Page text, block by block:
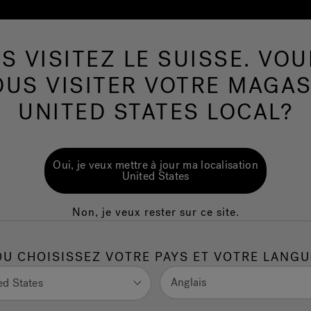
Nage Salle de bains Wellness Le
: tous les
dans un
VISITEZ LE SUISSE.
VISITER VOTRE
UNITED STATES LOCAL?
Oui, je veux mettre à jour ma localisation
United States
Non, je veux rester sur ce site.
CHOISISSEZ VOTRE PAYS ET VOTRE
States Anglais